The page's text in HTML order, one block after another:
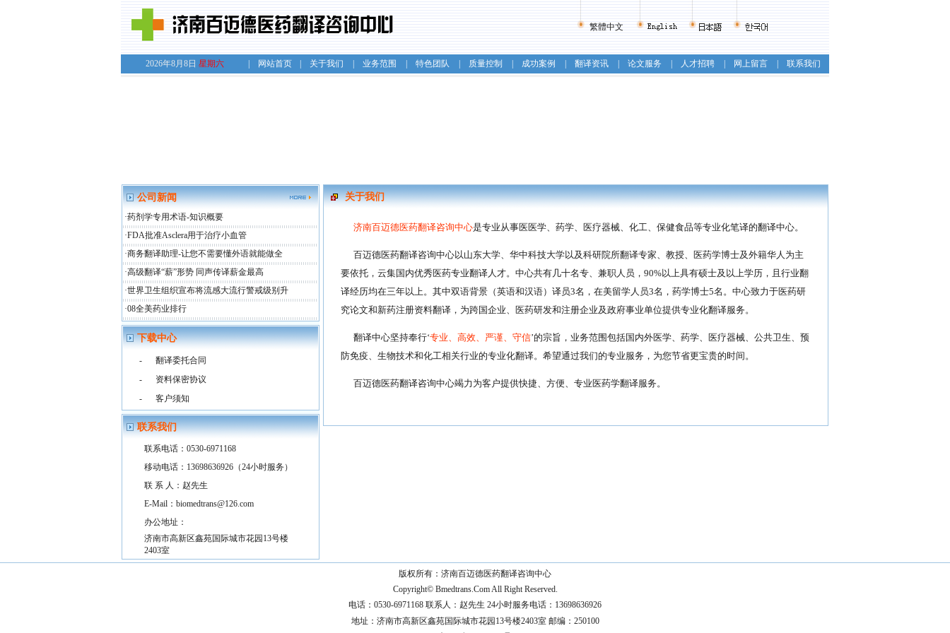
繁體中文
2026年8月 8日 星期六 网站首页 关于我们 业务范围 特色团队 质量控制 成功案例 翻译资讯 论文服务 人才招聘 网上留言 联系我们
公司新闻
·药剂学专用术语-知识概要
·FDA批准Asclera用于治疗小血管
·商务翻译助理-让您不需要懂外语就能做全
·高级翻译“薪”形势 同声传译薪金最高
·世界卫生组织宣布将流感大流行警戒级别升
·08全美药业排行
下载中心
-
翻译委托合同
-
资料保密协议
-
客户须知
联系我们
联系电话：0530-6971168
移动电话：13698636926（24小时服务）
联 系 人：赵先生
E-Mail：biomedtrans@126.com
办公地址：
济南市高新区鑫苑国际城市花园13号楼
2403室
关于我们
济南百迈德医药翻译咨询中心是专业从事医医学、药学、医疗器械、化工、保健食品等专业化笔译的翻译中心。
百迈德医药翻译咨询中心以山东大学、华中科技大学以及科研院所翻译专家、教授、医药学博士及外籍华人为主
要依托，云集国内优秀医药专业翻译人才。中心共有几十名专、兼职人员，90%以上具有硕士及以上学历，且行业翻
译经历均在三年以上。其中双语背景（英语和汉语）译员3名，在美留学人员3名，药学博士5名。中心致力于医药研
究论文和新药注册资料翻译，为跨国企业、医药研发和注册企业及政府事业单位提供专业化翻译服务。
翻译中心坚持奉行‘专业、高效、严谨、守信’的宗旨，业务范围包括国内外医学、药学、医疗器械、公共卫生、预
防免疫、生物技术和化工相关行业的专业化翻译。希望通过我们的专业服务，为您节省更宝贵的时间。
百迈德医药翻译咨询中心竭力为客户提供快捷、方便、专业医药学翻译服务。
版权所有：济南百迈德医药翻译咨询中心
Copyright© Bmedtrans.ComAll Right Reserved.
电话：0530-6971168 联系人：赵先生 24小时服务电话：13698636926
地址：济南市高新区鑫苑国际城市花园13号楼2403室 邮编：250100